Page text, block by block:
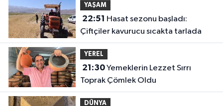
YAŞAM
22:51
Çiftçiler kavurucu sıcakta tarlada
YEREL
21:30Yemeklerin Lezzet Sırrı
Toprak Çömlek Oldu
DÜNYA